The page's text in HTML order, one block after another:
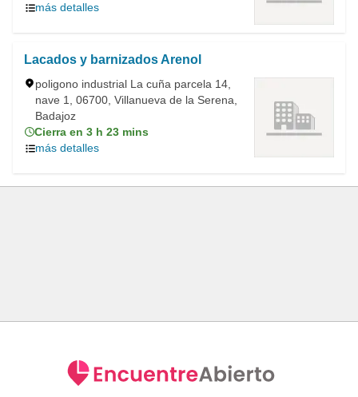
más detalles
Lacados y barnizados Arenol
poligono industrial La cuña parcela 14,
nave 1, 06700, Villanueva de la Serena,
Badajoz
Cierra en 3 h 23 mins
más detalles